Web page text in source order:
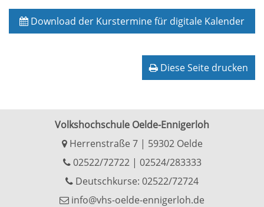
Download der Kurstermine für digitale Kalender
Diese Seite drucken
Volkshochschule Oelde-Ennigerloh
Herrenstraße 7 | 59302 Oelde
02522/72722| 02524/283333
Deutschkurse: 02522/72724
info@vhs-oelde-ennigerloh.de